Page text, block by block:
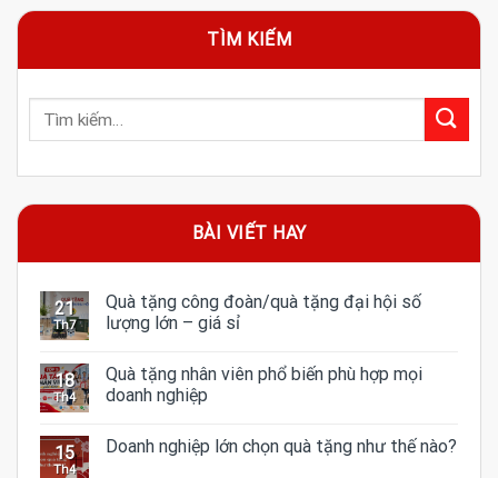
TÌM KIẾM
BÀI VIẾT HAY
21
Th7
Quà tặng công đoàn/quà tặng đại hội số
lượng lớn – giá sỉ
18
Th4
Quà tặng nhân viên phổ biến phù hợp mọi
doanh nghiệp
15
Th4
Doanh nghiệp lớn chọn quà tặng như thế nào?